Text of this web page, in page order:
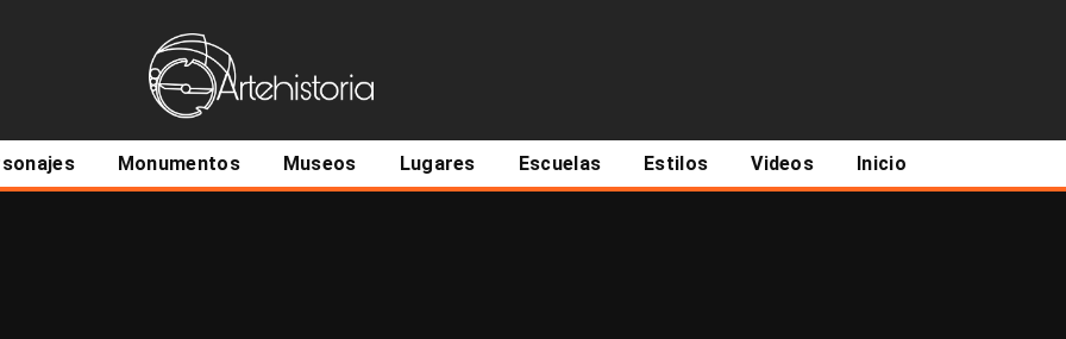
Monumentos Museos Lugares Escuelas Estilos Videos Inicio